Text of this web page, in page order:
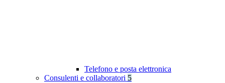
Telefono e posta elettronica
Consulenti e collaboratori 5